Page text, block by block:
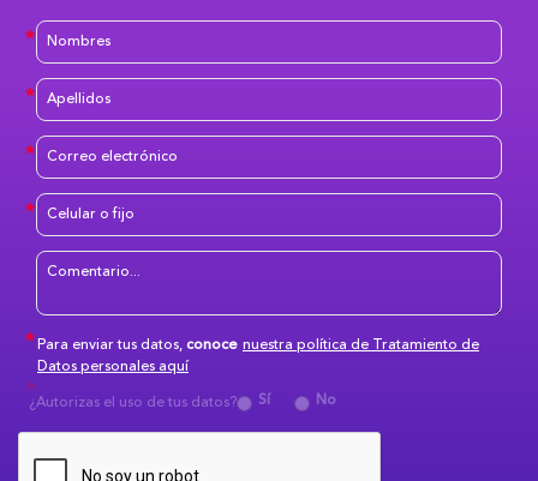
Para enviar tus datos,conoce nuestra política de Tratamiento de
Datos personales aquí
¿Autorizas el uso de tus datos?
Sí No